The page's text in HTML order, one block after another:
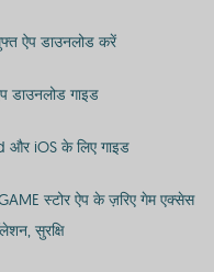
ऐप डाउनलोड करें
डाउनलोड गाइड
और iOS के लिए गाइड
स्टोर ऐप के ज़रिए गेम एक्सेस
सुरक्षि